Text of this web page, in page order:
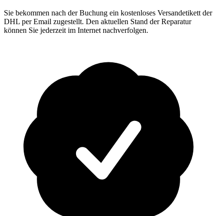
Sie bekommen nach der Buchung ein kostenloses Versandetikett der
DHL per Email zugestellt. Den aktuellen Stand der Reparatur
können Sie jederzeit im Internet nachverfolgen.